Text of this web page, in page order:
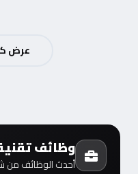
عرض
وظائف
أحدث الوظائف من